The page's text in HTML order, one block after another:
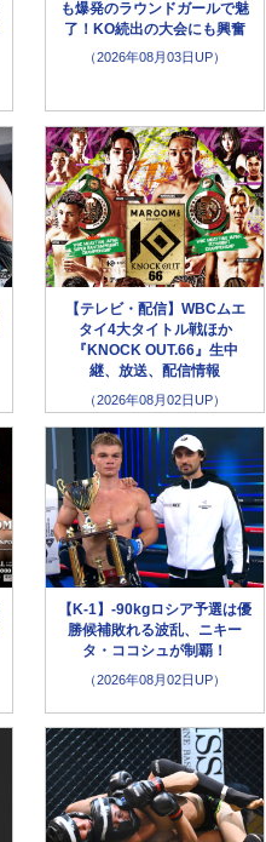
も爆発のラウンドガールで魅
了！KO続出の大会にも興奮
（2026年08月03日UP）
【テレビ・配信】WBCムエ
タイ4大タイトル戦ほか
『KNOCK OUT.66』生中
継、放送、配信情報
（2026年08月02日UP）
【K-1】-90kgロシア予選は優
勝候補敗れる波乱、ニキー
タ・ココシュが制覇！
（2026年08月02日UP）